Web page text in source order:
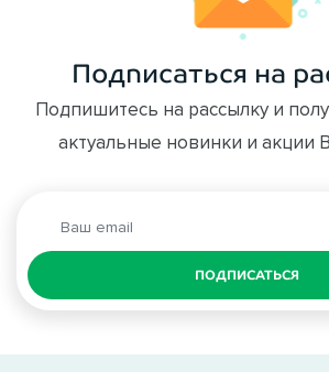
Подписаться на
Подпишитесь на рассылку и
актуальные новинки и акции
ПОДПИСАТЬСЯ